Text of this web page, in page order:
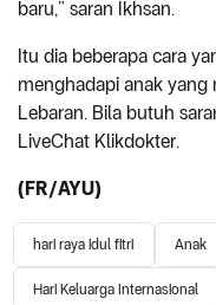
baru,” saran Ikhsan.
Itu dia beberapa cara
menghadapi anak yang
Lebaran. Bila butuh
LiveChat Klikdokter.
(FR/AYU)
hari raya idul fitri Anak
Hari Keluarga Internasional